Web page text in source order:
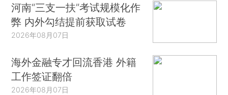
河南“三支一扶”考试规模化作
弊 内外勾结提前获取试卷
2026年08月07日
海外金融专才回流香港 外籍
工作签证翻倍
2026年08月07日